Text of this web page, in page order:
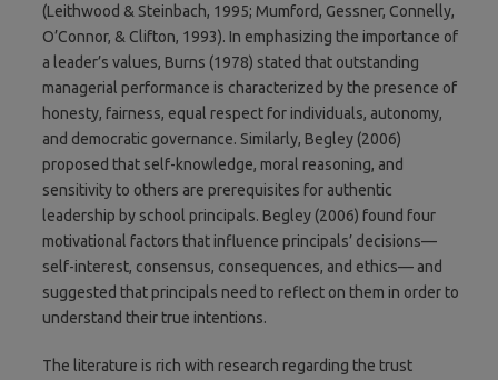
(Leithwood & Steinbach, 1995; Mumford, Gessner, Connelly,
O’Connor, & Clifton, 1993). In emphasizing the importance of
a leader’s values, Burns (1978) stated that outstanding
managerial performance is characterized by the presence of
honesty, fairness, equal respect for individuals, autonomy,
and democratic governance. Similarly, Begley (2006)
proposed that self-knowledge, moral reasoning, and
sensitivity to others are prerequisites for authentic
leadership by school principals. Begley (2006) found four
motivational factors that influence principals’ decisions—
self-interest, consensus, consequences, and ethics— and
suggested that principals need to reflect on them in order to
understand their true intentions.
The literature is rich with research regarding the trust